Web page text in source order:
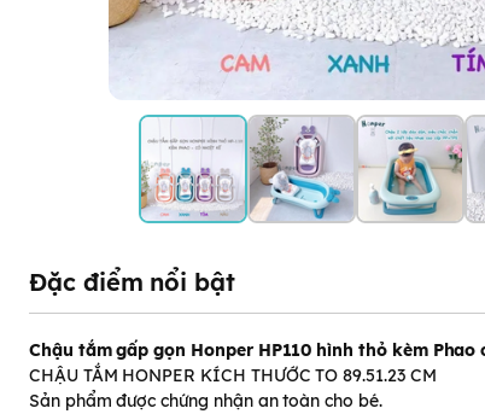
Đặc điểm nổi bật
Chậu tắm gấp gọn Honper HP110 hình thỏ kèm Phao
CHẬU TẮM HONPER KÍCH THƯỚC TO 89.51.23 CM
Sản phẩm được chứng nhận an toàn cho bé.